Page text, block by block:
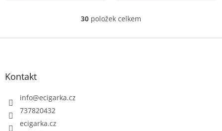
O
v
30 položek celkem
Kontakt
info@ecigarka.cz
737820432
ecigarka.cz